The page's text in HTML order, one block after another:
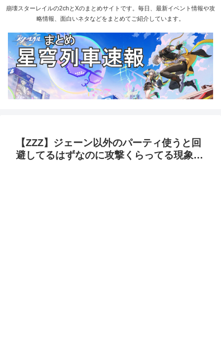
崩壊スターレイルの2chとXのまとめサイトです。毎日、最新イベント情報や攻
略情報、面白いネタなどをまとめてご紹介しています。
【ZZZ】ジェーン以外のパーティ使うと回
避してるはずなのに攻撃くらってる現象…